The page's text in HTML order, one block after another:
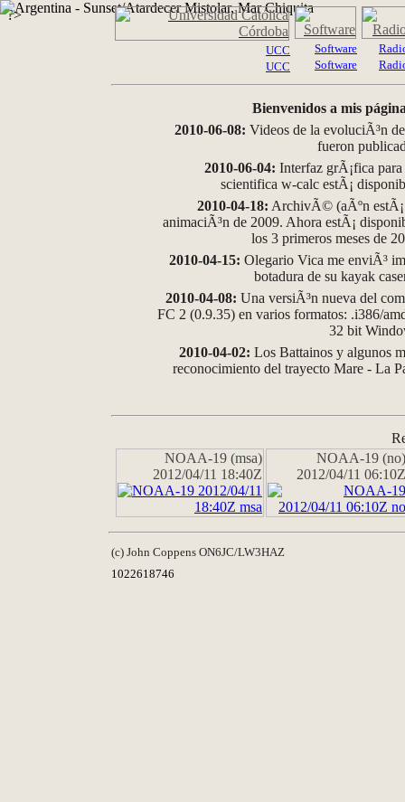
?>
UCC
UCC
Software
Software
Bienvenidos a mis
2010-06-08: Videos de la evoluciÃ³n
fueron
2010-06-04: Interfaz grÃ¡fica
scientifica w-calc estÃ¡
2010-04-18: ArchivÃ© (aÃºn
animaciÃ³n de 2009. Ahora estÃ¡
los 3 primeros meses de
2010-04-15: Olegario Vica me enviÃ³
botadura de su kayak
2010-04-08: Una versiÃ³n nueva del
FC 2 (0.9.35) en varios formatos: .i386/
32 bit
2010-04-02: Los Battainos y algunos
reconocimiento del trayecto Mare - La
NOAA-19 (msa)
2012/04/11 18:40Z
NOAA-19 (no)
2012/04/11 06:10Z
(c) John Coppens ON6JC/LW3HAZ
1022618746